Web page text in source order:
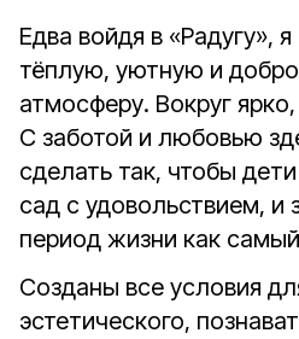
Едва войдя в «Радугу»,
тёплую, уютную и
атмосферу. Вокруг
С заботой и любовью
сделать так, чтобы
сад с удовольствием, и
период жизни как
Созданы все условия
эстетического,